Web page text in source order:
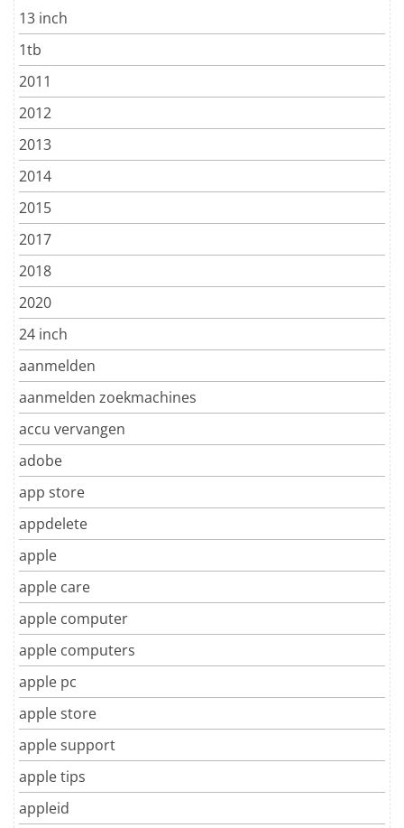
13 inch
1tb
2011
2012
2013
2014
2015
2017
2018
2020
24 inch
aanmelden
aanmelden zoekmachines
accu vervangen
adobe
app store
appdelete
apple
apple care
apple computer
apple computers
apple pc
apple store
apple support
apple tips
appleid